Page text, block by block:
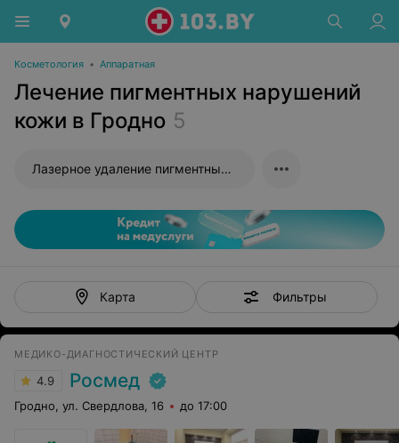
Косметология • Аппаратная
Лечение пигментных нарушений
кожи в Гродно 5
Лазерное удаление пигментных пятен
Карта Фильтры
МЕДИКО-ДИАГНОСТИЧЕСКИЙ ЦЕНТР
4.9 Росмед
Гродно, ул. Свердлова, 16 до 17:00